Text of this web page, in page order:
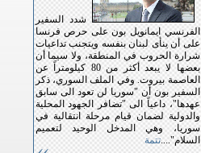
شدد السفير
الفرنسي ايمانويل بون على حرص فرنسا
على أن ينأى لبنان بنفسه ويتجنب تداعيات
شرارة الحروب في المنطقة، ولا سيما أن
بعضها لا يبعد أكثر من 80 كيلومتراً عن
العاصمة بيروت. وفي الملف السوري، ذكر
السفير بون أن "سوريا لن تعود الى سابق
عهدها"، داعياً الى "تضافر الجهود المحلية
والدولية لضمان قيام مرحلة انتقالية في
سوريا، وهي المدخل الوحيد لتعميم
السلام"....تتمة